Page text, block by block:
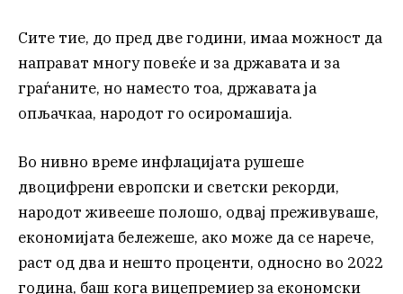
Сите тие, до пред две години, имаа можност да
направат многу повеќе и за државата и за
граѓаните, но наместо тоа, државата ја
опљачкаа, народот го осиромашија.
Во нивно време инфлацијата рушеше
двоцифрени европски и светски рекорди,
народот живееше полошо, одвај преживуваше,
економијата бележеше, ако може да се нарече,
раст од два и нешто проценти, односно во 2022
година, баш кога вицепремиер за економски